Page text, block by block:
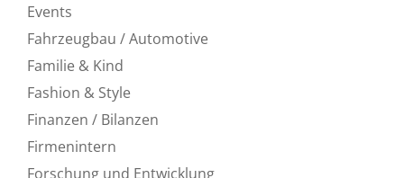
Events
Fahrzeugbau / Automotive
Familie & Kind
Fashion & Style
Finanzen / Bilanzen
Firmenintern
Forschung und Entwicklung